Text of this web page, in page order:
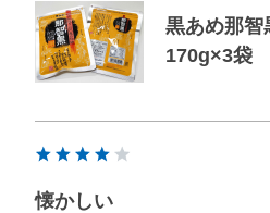
黒あめ那智
170g×3袋
懐かしい